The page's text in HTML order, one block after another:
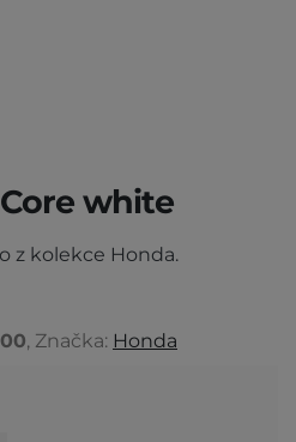
white
z kolekce Honda.
, Značka: Honda